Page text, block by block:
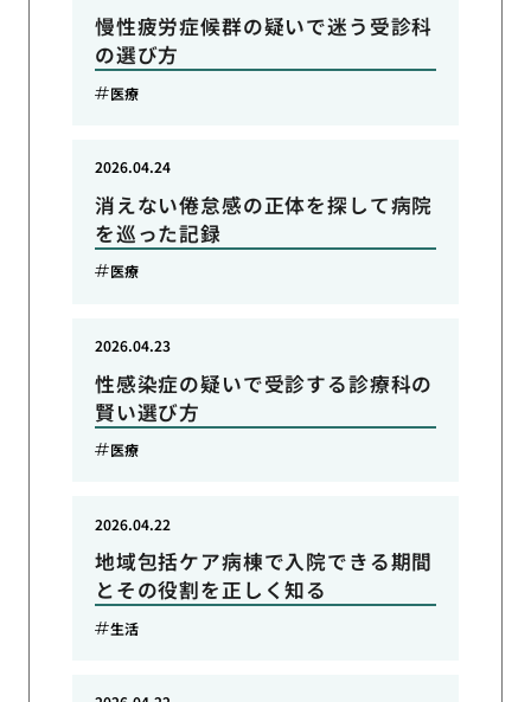
慢性疲労症候群の疑いで迷う受診科
の選び方
医療
消えない倦怠感の正体を探して病院
を巡った記録
2026.04.24
医療
性感染症の疑いで受診する診療科の
賢い選び方
2026.04.23
医療
地域包括ケア病棟で入院できる期間
とその役割を正しく知る
2026.04.22
生活